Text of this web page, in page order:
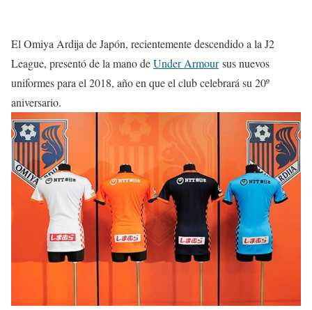
El Omiya Ardija de Japón, recientemente descendido a la J2
League, presentó de la mano deUnder Armoursus nuevos
uniformes para el 2018, año en que el club celebrará su 20º
aniversario.